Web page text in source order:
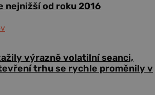
nejnižší od roku 2016
výrazně volatilní seanci,
trhu se rychle proměnily v